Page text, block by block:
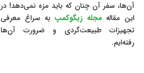
آن‌ها، سفر آن چنان که باید مزه نمی‌دهد! در
این مقالهمجله زیگوکمپ به سراغ معرفی
تجهیزات طبیعت‌گردی و ضرورت آن‌ها
رفته‌ایم.